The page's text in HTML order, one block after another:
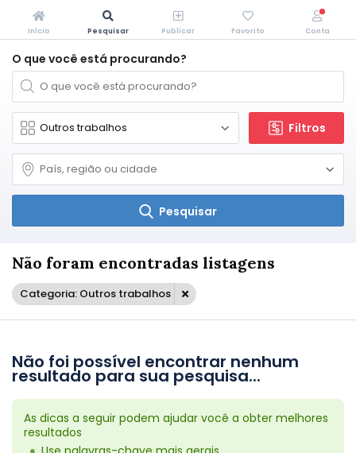
O que você está procurando?
Filtros
Pesquisar
Não foram encontradas listagens
Categoria: Outros trabalhos
Não foi possível encontrar nenhum
resultado para sua pesquisa...
As dicas a seguir podem ajudar você a obter melhores
resultados
Início Pesquisar Publicar Favorito Conta